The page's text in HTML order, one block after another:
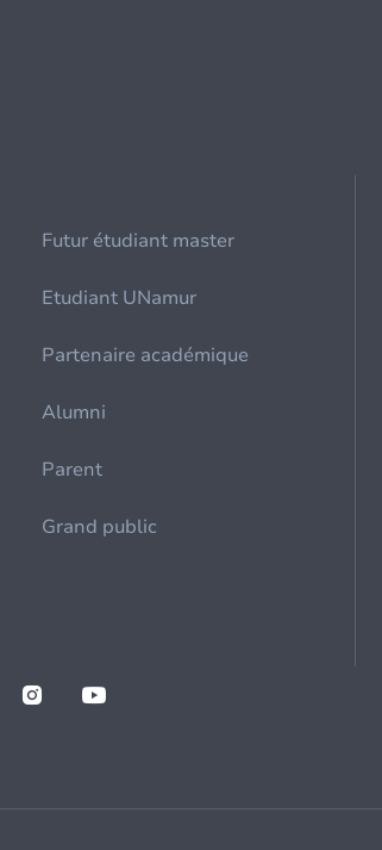
Futur étudiant master
Etudiant UNamur
Partenaire académique
Alumni
Parent
Grand public